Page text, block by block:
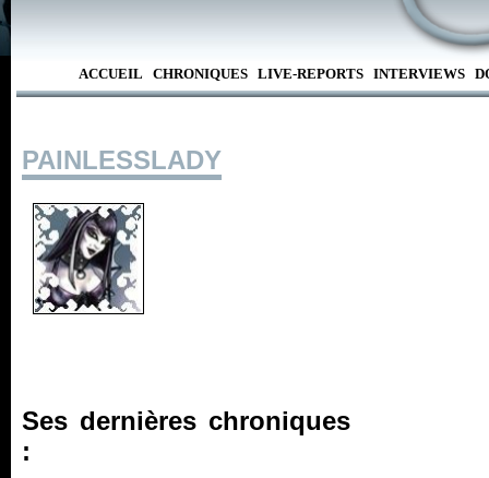
ACCUEIL CHRONIQUES LIVE-REPORTS INTERVIEWS
PAINLESSLADY
Ses dernières chroniques
: